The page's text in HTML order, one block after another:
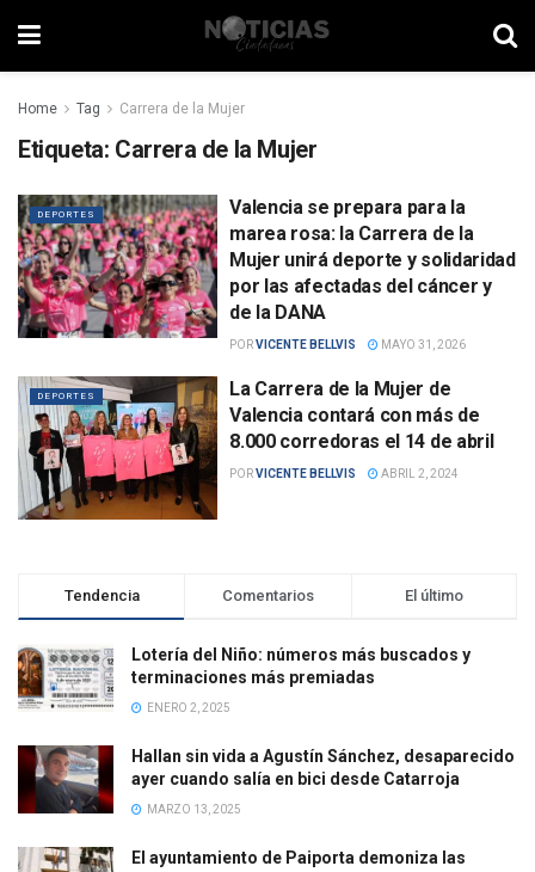
Home Tag Carrera de la Mujer
Etiqueta: Carrera de la Mujer
DEPORTES
Valencia se prepara para la
marea rosa: la Carrera de la
Mujer unirá deporte y solidaridad
por las afectadas del cáncer y
de la DANA
PORVICENTE BELLVIS MAYO 31, 2026
DEPORTES
La Carrera de la Mujer de
Valencia contará con más de
8.000 corredoras el 14 de abril
PORVICENTE BELLVIS ABRIL 2, 2024
Tendencia Comentarios El último
Lotería del Niño: números más buscados y
terminaciones más premiadas
ENERO 2, 2025
Hallan sin vida a Agustín Sánchez, desaparecido
ayer cuando salía en bici desde Catarroja
MARZO 13, 2025
El ayuntamiento de Paiporta demoniza las